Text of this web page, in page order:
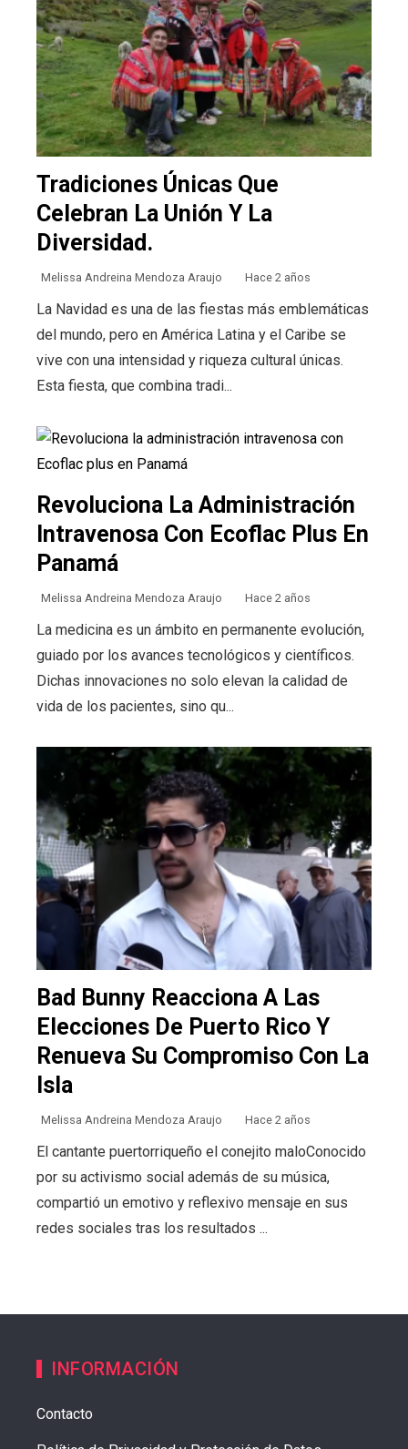
Tradiciones Únicas Que
Celebran La Unión Y La
Diversidad.
Melissa Andreina Mendoza Araujo Hace 2 años
La Navidad es una de las fiestas más emblemáticas
del mundo, pero en América Latina y el Caribe se
vive con una intensidad y riqueza cultural únicas.
Esta fiesta, que combina tradi...
Revoluciona La Administración
Intravenosa Con Ecoflac Plus En
Panamá
Melissa Andreina Mendoza Araujo Hace 2 años
La medicina es un ámbito en permanente evolución,
guiado por los avances tecnológicos y científicos.
Dichas innovaciones no solo elevan la calidad de
vida de los pacientes, sino qu...
Bad Bunny Reacciona A Las
Elecciones De Puerto Rico Y
Renueva Su Compromiso Con La
Isla
Melissa Andreina Mendoza Araujo Hace 2 años
El cantante puertorriqueño el conejito maloConocido
por su activismo social además de su música,
compartió un emotivo y reflexivo mensaje en sus
redes sociales tras los resultados ...
INFORMACIÓN
Contacto